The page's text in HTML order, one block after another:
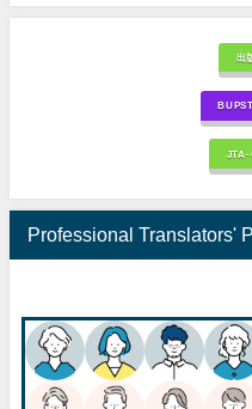
出
JTA-
Professional Translators'